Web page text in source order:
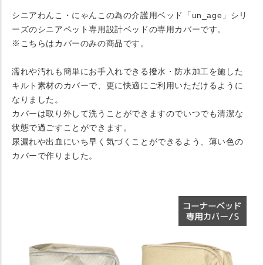
シニアわんこ・にゃんこの為の介護用ベッド「un_age」シリ
ーズのシニアペット専用設計ベッドの専用カバーです。
※こちらはカバーのみの商品です。
濡れや汚れも簡単にお手入れできる撥水・防水加工を施した
キルト素材のカバーで、更に快適にご利用いただけるように
なりました。
カバーは取り外して洗うことができますのでいつでも清潔な
状態で過ごすことができます。
尿漏れや出血にいち早く気づくことができるよう、薄い色の
カバーで作りました。